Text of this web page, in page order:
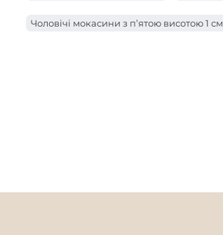
Чоловічі мокасини з п’ятою висотою 1 см